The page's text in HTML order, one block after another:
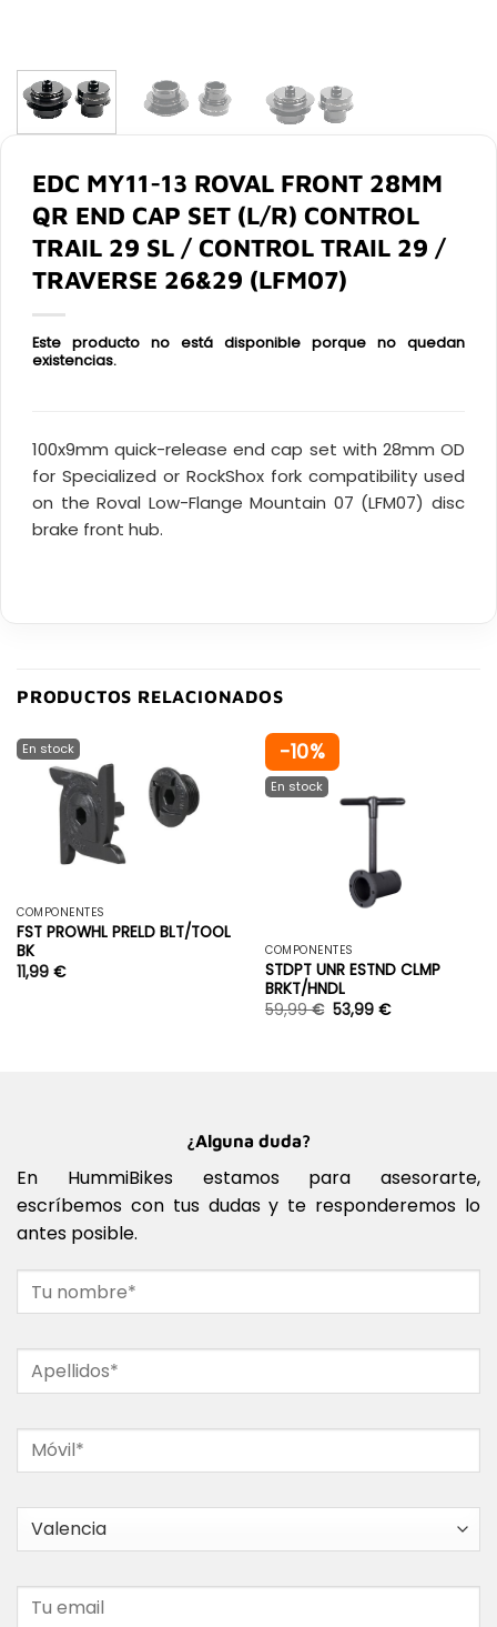
EDC MY11-13 ROVAL FRONT 28MM
QR END CAP SET (L/R) CONTROL
TRAIL 29 SL / CONTROL TRAIL 29 /
TRAVERSE 26&29 (LFM07)
Este producto no está disponible porque no quedan
existencias.
100x9mm quick-release end cap set with 28mm OD
for Specialized or RockShox fork compatibility used
on the Roval Low-Flange Mountain 07 (LFM07) disc
brake front hub.
PRODUCTOS RELACIONADOS
COMPONENTES
FST PROWHL PRELD BLT/TOOL
BK
11,99 €
-10%
COMPONENTES
STDPT UNR ESTND CLMP
BRKT/HNDL
59,99€ 53,99€
¿Alguna duda?
En HummiBikes estamos para asesorarte,
escríbemos con tus dudas y te responderemos lo
antes posible.